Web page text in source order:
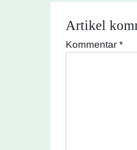
Artikel
Kommentar *